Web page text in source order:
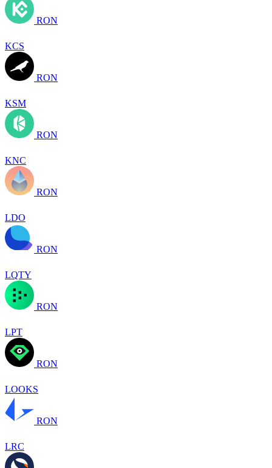
RON
KCS
RON
KSM
RON
KNC
RON
LDO
RON
LQTY
RON
LPT
RON
LOOKS
RON
LRC